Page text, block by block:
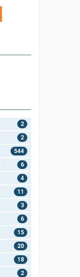
2
2
544
6
4
11
3
6
15
20
18
2